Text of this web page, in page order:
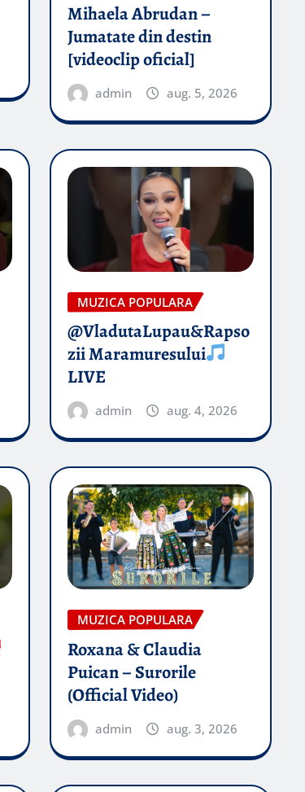
Mihaela Abrudan –
Jumatate din destin
[videoclip oficial]
admin aug. 5, 2026
MUZICA POPULARA
@VladutaLupau&Rapso
zii Maramuresului
LIVE
admin aug. 4, 2026
MUZICA POPULARA
Roxana & Claudia
Puican – Surorile
(Official Video)
admin aug. 3, 2026